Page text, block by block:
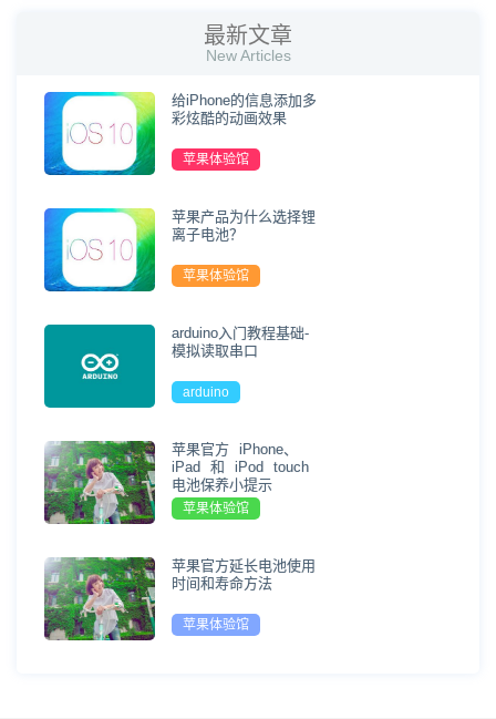
最新文章
New Articles
给iPhone的信息添加多
彩炫酷的动画效果
苹果体验馆
苹果产品为什么选择锂
离子电池？
苹果体验馆
arduino入门教程基础-
模拟读取串口
arduino
苹果官方 iPhone、
iPad 和 iPod touch
电池保养小提示
苹果体验馆
苹果官方延长电池使用
时间和寿命方法
苹果体验馆